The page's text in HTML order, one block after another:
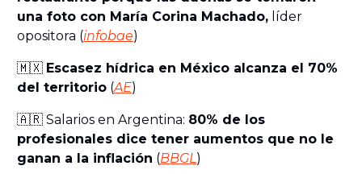
una foto con María Corina Machado, líder
opositora (infobae)
🇲🇽 Escasez hídrica en México alcanza el 70%
del territorio (AE)
🇦🇷 Salarios en Argentina: 80% de los
profesionales dice tener aumentos que no le
ganan a la inflación (BBGL )